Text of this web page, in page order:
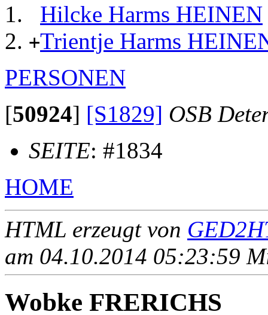
Hilcke Harms HEINEN
+Trientje Harms
PERSONEN
[50924] [S1829] OSB
SEITE: #1834
HOME
HTML erzeugt von
am 04.10.2014 05:23:59
Wobke FRERICHS